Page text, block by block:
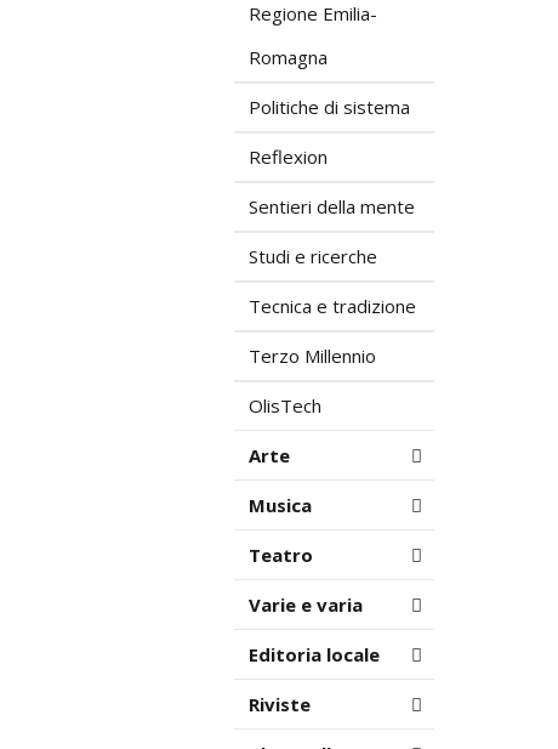
Regione Emilia-
Romagna
Politiche di sistema
Reflexion
Sentieri della mente
Studi e ricerche
Tecnica e tradizione
Terzo Millennio
OlisTech
Arte
Musica
Teatro
Varie e varia
Editoria locale
Riviste